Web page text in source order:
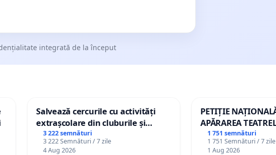
integrată de la început
Salvează cercurile cu activități
extrașcolare din cluburile și
palatele copiilor
3 222 semnături
3 222 Semnături / 7 zile
4 Aug 2026
PETIȚIE
APĂRAREA
DE REPERTORIU
1 751 semnături
1 751 Semnături / 7 zile
1 Aug 2026